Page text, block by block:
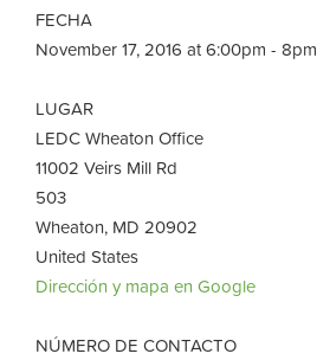
FECHA
November 17, 2016 at 6:00pm - 8pm
LUGAR
LEDC Wheaton Office
11002 Veirs Mill Rd
503
Wheaton, MD 20902
United States
Dirección y mapa en Google
NÚMERO DE CONTACTO